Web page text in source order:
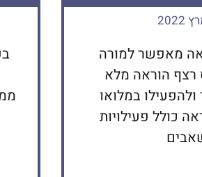
מאפשר למורה
רצף הוראה מלא
במלואו
כולל פעילויות